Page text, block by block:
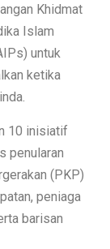
Khidmat
Islam
untuk
ketika
10 inisiatif
penularan
(PKP)
peniaga
barisan